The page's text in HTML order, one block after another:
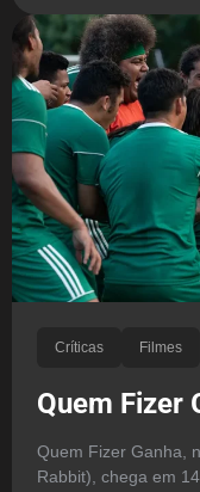
Críticas Filmes
Quem Fizer
Quem Fizer Ganha,
Rabbit), chega em